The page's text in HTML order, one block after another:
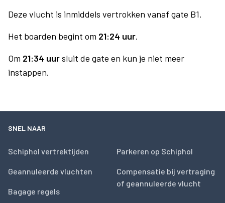
Deze vlucht is inmiddels vertrokken vanaf gate B1.
Het boarden begint om 21:24 uur.
Om 21:34 uursluit de gate en kun je niet meer
instappen.
SNEL NAAR
Schiphol vertrektijden
Geannuleerde vluchten
Bagage regels
Parkeren op Schiphol
Compensatie bij vertraging
of geannuleerde vlucht